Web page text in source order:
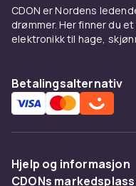
CDON er Nordens
drømmer. Her finner du
elektronikk til hage,
Betalingsalternativ
Hjelp og informasjon
CDONs markedsplass